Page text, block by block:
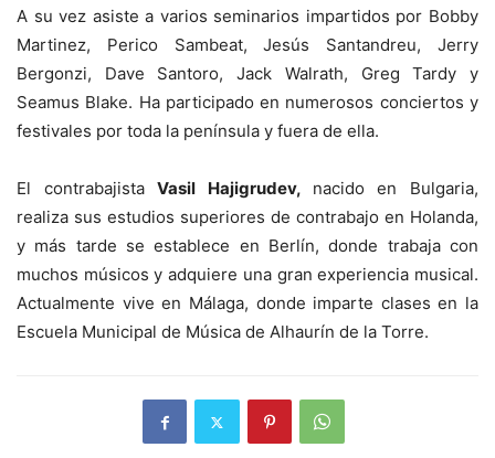
A su vez asiste a varios seminarios impartidos por Bobby
Martinez, Perico Sambeat, Jesús Santandreu, Jerry
Bergonzi, Dave Santoro, Jack Walrath, Greg Tardy y
Seamus Blake. Ha participado en numerosos conciertos y
festivales por toda la península y fuera de ella.
El contrabajistaVasil Hajigrudev, nacido en Bulgaria,
realiza sus estudios superiores de contrabajo en Holanda,
y más tarde se establece en Berlín, donde trabaja con
muchos músicos y adquiere una gran experiencia musical.
Actualmente vive en Málaga, donde imparte clases en la
Escuela Municipal de Música de Alhaurín de la Torre.